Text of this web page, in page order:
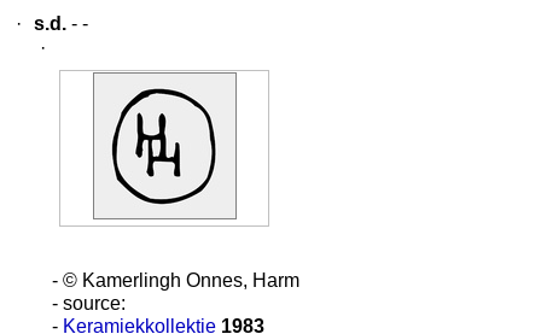
·
s.d. - -
·
- © Kamerlingh Onnes, Harm
- source:
- Keramiekkollektie 1983